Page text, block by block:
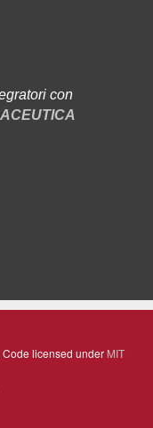
con
Code licensed under MIT